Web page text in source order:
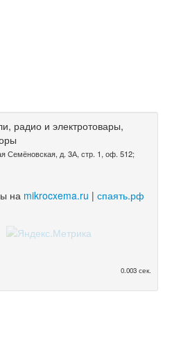
радио и электротовары,
Семёновская, д. 3А, стр. 1, оф. 512;
на mikrocxema.ru | спаять.рф
0.003 сек.